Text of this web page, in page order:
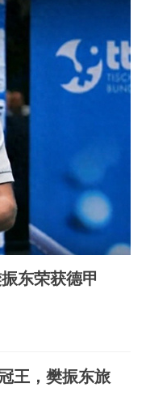
东荣获德甲
王，樊振东旅